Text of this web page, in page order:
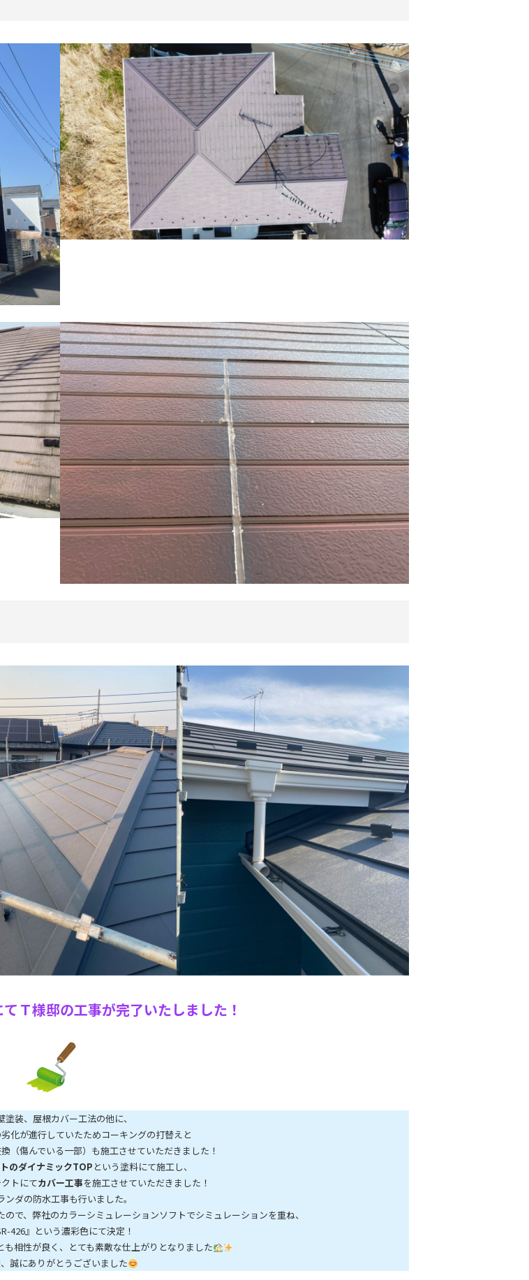
Ｔ様邸の工事が完了いたしました！
塗装、屋根カバー工法の他に、
化が進行していたためコーキングの打替えと
（傷んでいる一部）も施工させていただきました！
のダイナミックTOP という塗料にて施工し、
トにてカバー工事を施工させていただきました！
ンダの防水工事も行いました。
で、弊社のカラーシミュレーションソフトでシミュレーションを重ね、
426』という濃彩色にて決定！
相性が良く、とても素敵な仕上がりとなりました
誠にありがとうございました